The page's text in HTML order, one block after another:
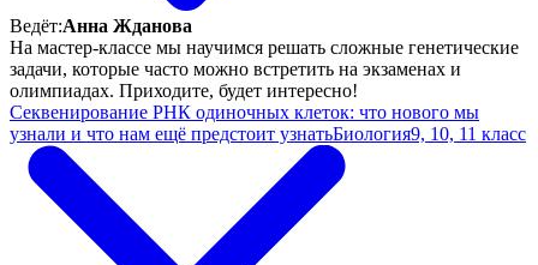
Ведёт:Анна Жданова
На мастер-классе мы научимся решать сложные генетические
задачи, которые часто можно встретить на экзаменах и
олимпиадах. Приходите, будет интересно!
Секвенирование РНК одиночных клеток: что нового мы
узнали и что нам ещё предстоит узнатьБиология9, 10, 11 класс